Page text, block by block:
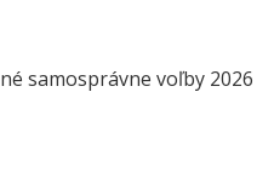
samosprávne voľby 2026